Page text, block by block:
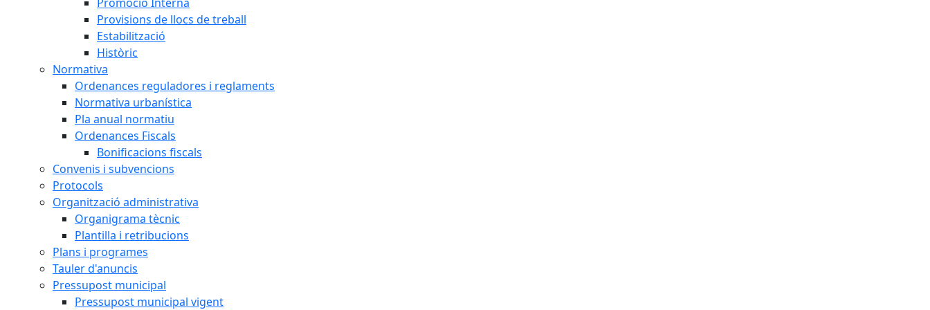
Provisions de llocs de treball
Estabilització
Històric
Normativa
Ordenances reguladores i reglaments
Normativa urbanística
Pla anual normatiu
Ordenances Fiscals
Bonificacions fiscals
Convenis i subvencions
Protocols
Organització administrativa
Organigrama tècnic
Plantilla i retribucions
Plans i programes
Tauler d'anuncis
Pressupost municipal
Pressupost municipal vigent